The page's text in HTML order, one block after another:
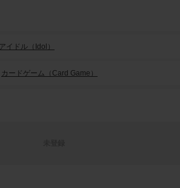
アイドル（Idol）
カードゲーム（Card Game）